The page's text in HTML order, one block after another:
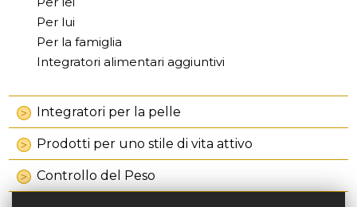
Per lui
Per la famiglia
Integratori alimentari aggiuntivi
Integratori per la pelle
Prodotti per uno stile di vita attivo
Controllo del Peso